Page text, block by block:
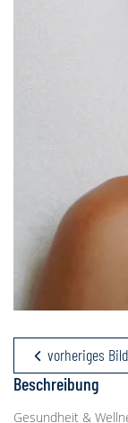
vorheriges Bild
Beschreibung
Gesundheit &